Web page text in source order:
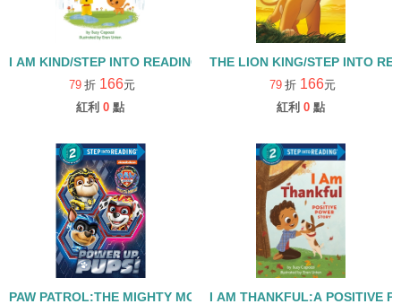
I AM KIND/STEP INTO READING/LEVEL 2
79 折 166元
紅利 0 點
THE LION KING/STEP INTO
79 折 166元
紅利 0 點
PAW PATROL:THE MIGHTY MOVIE:POWER UP PUPS!/STEP
I AM THANKFUL:A POSITIVE